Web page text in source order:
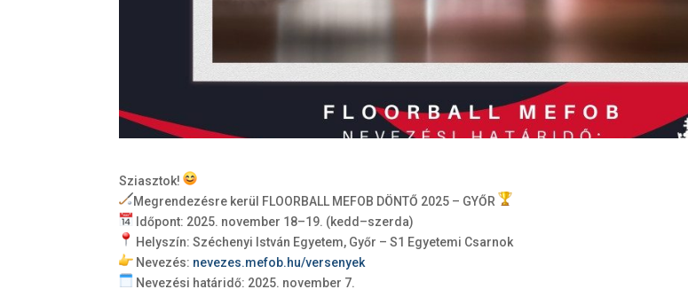
Sziasztok!
Megrendezésre kerül FLOORBALL MEFOB DÖNTŐ 2025 – GYŐR
Időpont: 2025. november 18–19. (kedd–szerda)
Helyszín: Széchenyi István Egyetem, Győr – S1 Egyetemi Csarnok
Nevezés: nevezes.mefob.hu/versenyek
Nevezési határidő: 2025. november 7.